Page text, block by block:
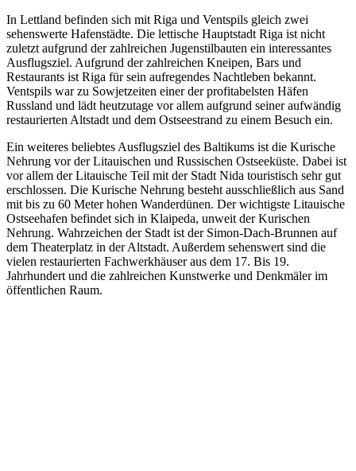
In Lettland befinden sich mit Riga und Ventspils gleich zwei
sehenswerte Hafenstädte. Die lettische Hauptstadt Riga ist nicht
zuletzt aufgrund der zahlreichen Jugenstilbauten ein interessantes
Ausflugsziel. Aufgrund der zahlreichen Kneipen, Bars und
Restaurants ist Riga für sein aufregendes Nachtleben bekannt.
Ventspils war zu Sowjetzeiten einer der profitabelsten Häfen
Russland und lädt heutzutage vor allem aufgrund seiner aufwändig
restaurierten Altstadt und dem Ostseestrand zu einem Besuch ein.
Ein weiteres beliebtes Ausflugsziel des Baltikums ist die Kurische
Nehrung vor der Litauischen und Russischen Ostseeküste. Dabei ist
vor allem der Litauische Teil mit der Stadt Nida touristisch sehr gut
erschlossen. Die Kurische Nehrung besteht ausschließlich aus Sand
mit bis zu 60 Meter hohen Wanderdünen. Der wichtigste Litauische
Ostseehafen befindet sich in Klaipeda, unweit der Kurischen
Nehrung. Wahrzeichen der Stadt ist der Simon-Dach-Brunnen auf
dem Theaterplatz in der Altstadt. Außerdem sehenswert sind die
vielen restaurierten Fachwerkhäuser aus dem 17. Bis 19.
Jahrhundert und die zahlreichen Kunstwerke und Denkmäler im
öffentlichen Raum.